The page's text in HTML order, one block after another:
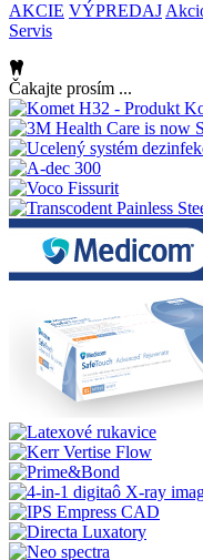
AKCIE VÝPREDAJ
Servis
Čakajte prosím ...